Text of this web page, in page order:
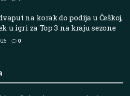
na korak do podija u Češkoj,
u igri za Top 3 na kraju sezone
0